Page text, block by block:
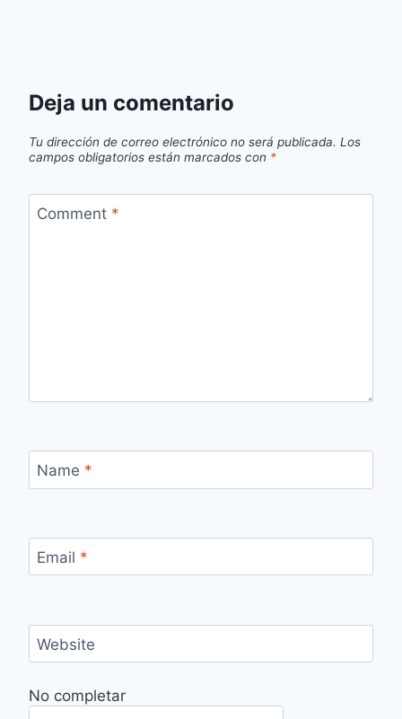
Deja un comentario
Tu dirección de correo electrónico no será publicada. Los
campos obligatorios están marcados con *
Comment *
Name *
Email *
Website
No completar